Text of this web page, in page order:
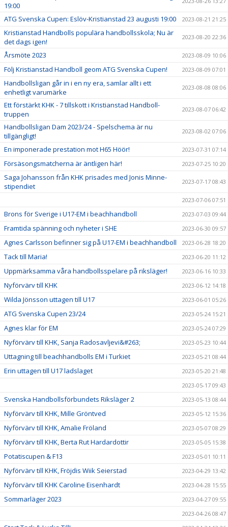
19:00
ATG Svenska Cupen: Eslöv-Kristianstad 23 augusti 19:00 2023-08-21 21:25
Kristianstad Handbolls populära handbollsskola; Nu är
det dags igen!
2023-08-20 22:36
Årsmöte 2023 2023-08-09 10:06
Följ Kristianstad Handboll geom ATG Svenska Cupen! 2023-08-09 07:01
Handbollsligan går in i en ny era, samlar allt i ett
enhetligt varumärke
2023-08-08 08:06
Ett förstärkt KHK - 7 tillskott i Kristianstad Handboll-
truppen
2023-08-07 06:42
Handbollsligan Dam 2023/24 - Spelschema är nu
tillgängligt!
2023-08-02 07:06
En imponerade prestation mot H65 Höör! 2023-07-31 07:14
Försäsongsmatcherna är äntligen här! 2023-07-25 10:20
Saga Johansson från KHK prisades med Jonis Minne-
stipendiet
2023-07-17 08:43
2023-07-06 07:51
Brons för Sverige i U17-EM i beachhandboll 2023-07-03 09:44
Framtida spänning och nyheter i SHE 2023-06-30 09:57
Agnes Carlsson befinner sig på U17-EM i beachhandboll 2023-06-28 18:20
Tack till Maria! 2023-06-20 11:12
Uppmärksamma våra handbollsspelare på riksläger! 2023-06-16 10:33
Nyförvärv till KHK 2023-06-12 14:18
Wilda Jönsson uttagen till U17 2023-06-01 05:26
ATG Svenska Cupen 23/24 2023-05-24 15:21
Agnes klar för EM 2023-05-24 07:29
Nyförvärv till KHK, Sanja Radosavljevi&#263; 2023-05-23 10:44
Uttagning till beachhandbolls EM i Turkiet 2023-05-21 08:44
Erin uttagen till U17 ladslaget
2023-05-20 21:48
2023-05-17 09:43
Svenska Handbollsförbundets Riksläger 2 2023-05-13 08:44
Nyförvärv till KHK, Mille Gröntved 2023-05-12 15:36
Nyförvärv till KHK, Amalie Fröland 2023-05-07 08:29
Nyförvärv till KHK, Berta Rut Hardardottir 2023-05-05 15:38
Potatiscupen & F13 2023-05-01 10:11
Nyförvärv till KHK, Fröjdis Wiik Seierstad 2023-04-29 13:42
Nyförvärv till KHK Caroline Eisenhardt 2023-04-28 15:55
Sommarläger 2023
2023-04-27 09:55
2023-04-26 08:47